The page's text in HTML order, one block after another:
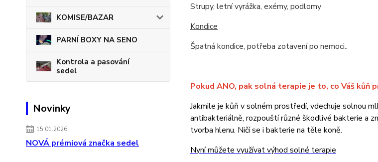
KOMISE/BAZAR
PARNÍ BOXY NA SENO
Kontrola a pasování
sedel
Novinky
15.01.2026
NOVÁ prémiová značka sedel
Strupy, letní vyrážka, exémy, podlomy
Kondice
Špatná kondice, potřeba zotavení po nemoci..
Pokud ANO, pak solná terapie je to, co Váš kůň
Jakmile je kůň v solném prostředí, vdechuje solnou
antibakteriálně, rozpouští různé škodlivé bakterie a
tvorba hlenu. Ničí se i bakterie na těle koně.
Nyní můžete využívat výhod solné terapie